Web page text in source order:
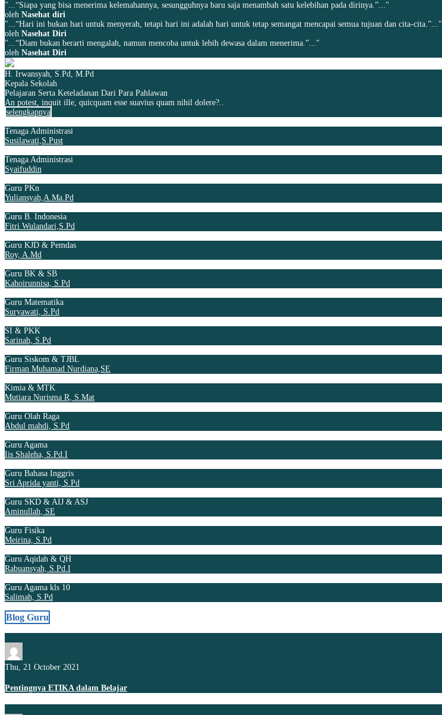
"...“Siapa yang bisa menerima kelemahannya, sesungguhnya baru saja menambah satu kelebihan pada dirinya.”..."
oleh Nasehat diri
"...“Hari ini bukan hari untuk menyerah, tetapi hari ini adalah hari untuk tetap semangat mencapai semua tujuan dan cita-cita.”..."
oleh Nasehat Diri
"...“Diam bukan berarti mengalah, namun mencoba untuk lebih dewasa dalam menerima.”..."
oleh Nasehat Diri
H. Irwansyah, S.Pd, M.Pd
Kepala Sekolah
Pelajaran Serta Keteladanan Dari Para Pahlawan
An potest, inquit ille, quicquam esse suavius quam nihil dolere?..
selengkapnya
Tenaga Administrasi
Susilawati,S.Pust
Tenaga Administrasi
Syaifuddin
Guru PKn
Yuliansyah,A.Ma.Pd
Guru B. Indonesia
Fitri Wulandari,S.Pd
Guru KJD & Pemdas
Roy, A.Md
Guru BK & SB
Kahoirunnisa, S.Pd
Guru Matematika
Suryawati, S.Pd
SI & PKK
Sarinah, S.Pd
Guru Siskom & TJBL
Firman Muhamad Nurdiana,SE
Kimia & MTK
Mutiara Nurisma R, S.Mat
Guru Olah Raga
Abdul mahdi, S.Pd
Guru Agama
Iis Shaleha, S.Pd.I
Guru Bahasa Inggris
Sri Aprida yanti, S.Pd
Guru SKD & AIJ & ASJ
Aminullah, SE
Guru Fisika
Meirina, S.Pd
Guru Aqidah & QH
Rabuansyah, S.Pd.I
Guru Agama kls 10
Salimah, S.Pd
Blog Guru
Thu, 21 October 2021
Pentingnya ETIKA dalam Belajar